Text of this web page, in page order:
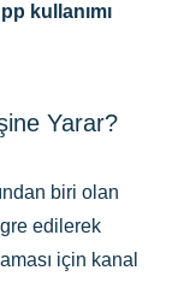
kullanımı
Yarar?
biri olan
edilerek
için kanal